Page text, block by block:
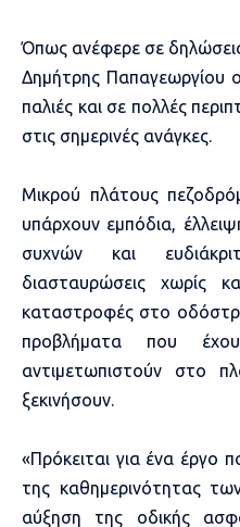
Όπως ανέφερε σε
Δημήτρης Παπαγεωργίου
παλιές και σε πολλές
στις σημερινές ανάγκες.
Μικρού πλάτους
υπάρχουν εμπόδια,
συχνών και
διασταυρώσεις χωρίς
καταστροφές στο
προβλήματα που
αντιμετωπιστούν στο
ξεκινήσουν.
«Πρόκειται για ένα έργο
της καθημερινότητας
αύξηση της οδικής